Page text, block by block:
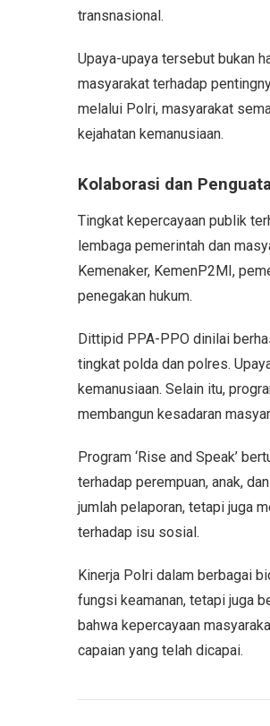
transnasional.
Upaya-upaya tersebut bukan
masyarakat terhadap
melalui Polri, masyarakat
kejahatan kemanusiaan.
Kolaborasi dan
Tingkat kepercayaan publik
lembaga pemerintah dan
Kemenaker, KemenP2MI,
penegakan hukum.
Dittipid PPA-PPO dinilai
tingkat polda dan polres.
kemanusiaan. Selain itu,
membangun kesadaran
Program ‘Rise and Speak’
terhadap perempuan, anak,
jumlah pelaporan, tetapi juga
terhadap isu sosial.
Kinerja Polri dalam berbagai
fungsi keamanan, tetapi juga
bahwa kepercayaan
capaian yang telah dicapai.